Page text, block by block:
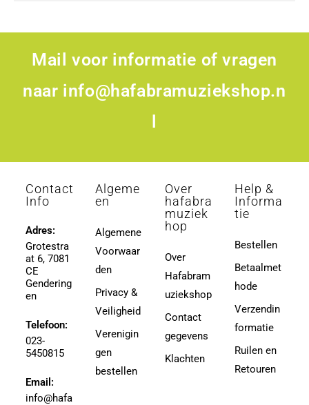
Mail voor informatie of vragen
naar info@hafabramuziekshop.n
Contact
Info
Adres:
Grotestra
at 6, 7081
CE
Gendering
en
Telefoon:
023-
5450815
Email:
info@hafa
Algeme
en
Algemene
Voorwaar
den
Privacy &
Veiligheid
Verenigin
gen
bestellen
Over
hafabra
muziek
hop
Over
Hafabram
uziekshop
Contact
gegevens
Klachten
Help &
Informa
tie
Bestellen
Betaalmet
hode
Verzendin
formatie
Ruilen en
Retouren